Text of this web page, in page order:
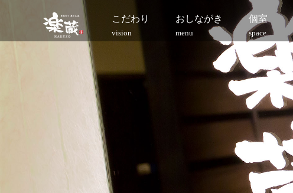
こだわり
vision
おしながき
menu
個室
space